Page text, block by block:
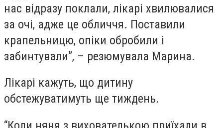
нас відразу поклали, лікарі хвилювалися
за очі, адже це обличчя. Поставили
крапельницю, опіки обробили і
забинтували”, – резюмувала Марина.
Лікарі кажуть, що дитину
обстежуватимуть ще тиждень.